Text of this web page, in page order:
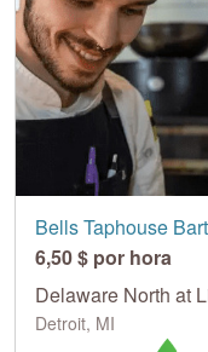
Bells Taphouse
6,50 $ por hora
Delaware North at
Detroit, MI